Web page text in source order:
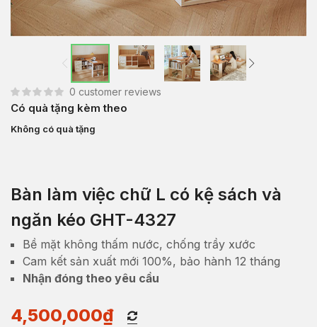
0 customer reviews
Có quà tặng kèm theo
Không có quà tặng
Bàn làm việc chữ L có kệ sách và
ngăn kéo GHT-4327
Bề mặt không thấm nước, chống trầy xước
Cam kết sản xuất mới 100%, bảo hành 12 tháng
Nhận đóng theo yêu cầu
4,500,000₫